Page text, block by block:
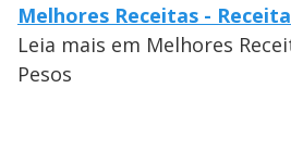
Melhores Receitas -
Leia mais em Melhores
Pesos